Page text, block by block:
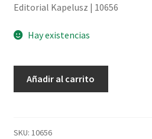
Editorial Kapelusz | 10656
Hay existencias
De
Añadir al carrito
SKU: 10656